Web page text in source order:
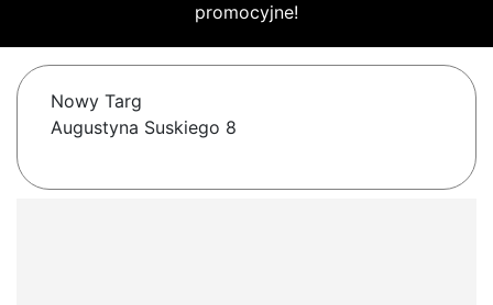
promocyjne!
Nowy Targ
Augustyna Suskiego 8